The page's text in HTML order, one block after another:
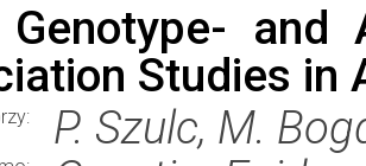
and
Studies in
P. Szulc, M.